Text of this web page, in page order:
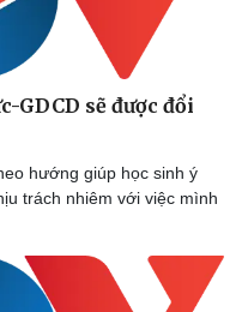
GDCD sẽ được đổi
hướng giúp học sinh ý
trách nhiêm với việc mình